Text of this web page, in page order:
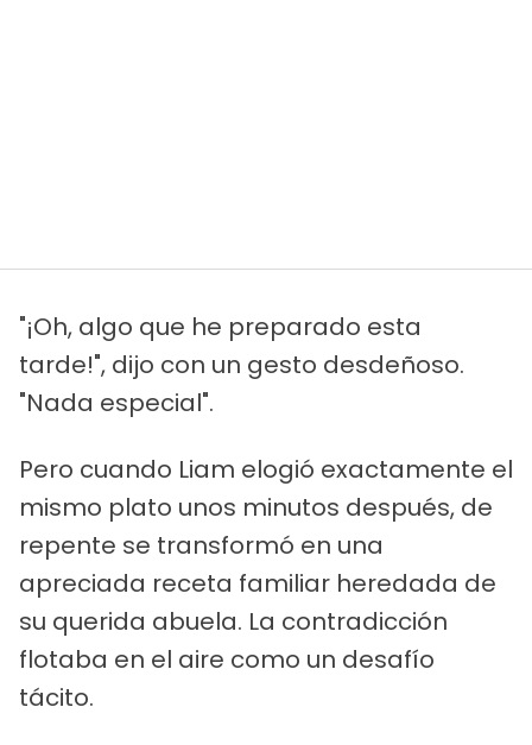
"¡Oh, algo que he preparado esta
tarde!", dijo con un gesto desdeñoso.
"Nada especial".
Pero cuando Liam elogió exactamente el
mismo plato unos minutos después, de
repente se transformó en una
apreciada receta familiar heredada de
su querida abuela. La contradicción
flotaba en el aire como un desafío
tácito.